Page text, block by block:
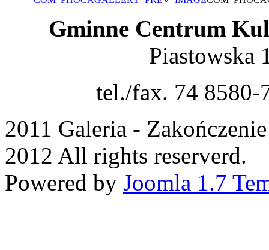
Gminne Centrum
Piastowska
tel./fax. 74 8580-
2011 Galeria -
2012 All rights reserverd.
Powered by Joomla 1.7